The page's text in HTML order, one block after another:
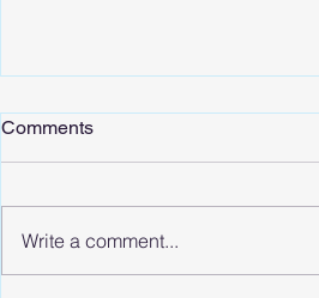
Comments
Write a comment...